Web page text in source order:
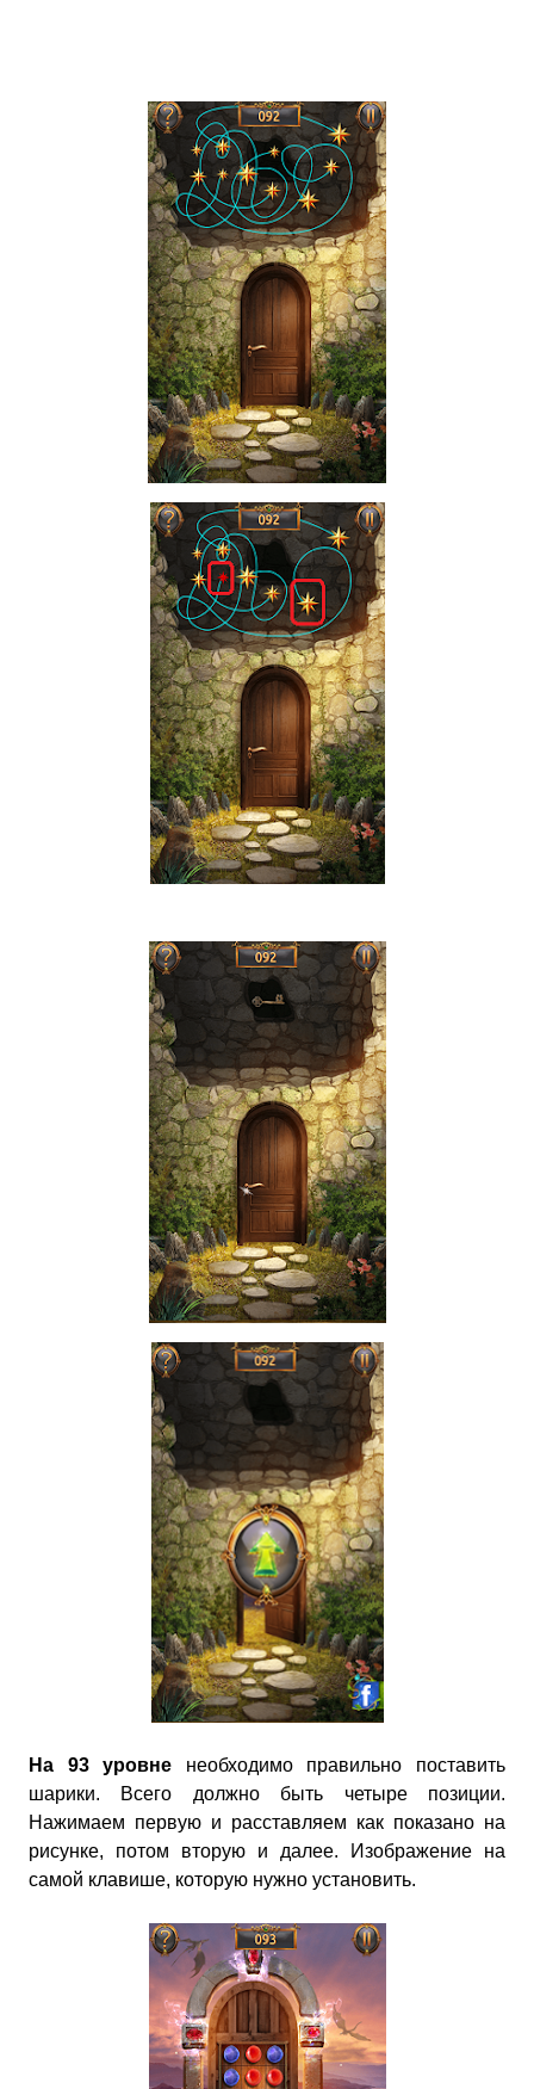
На 93 уровне необходимо правильно поставить
шарики. Всего должно быть четыре позиции.
Нажимаем первую и расставляем как показано на
рисунке, потом вторую и далее. Изображение на
самой клавише, которую нужно установить.